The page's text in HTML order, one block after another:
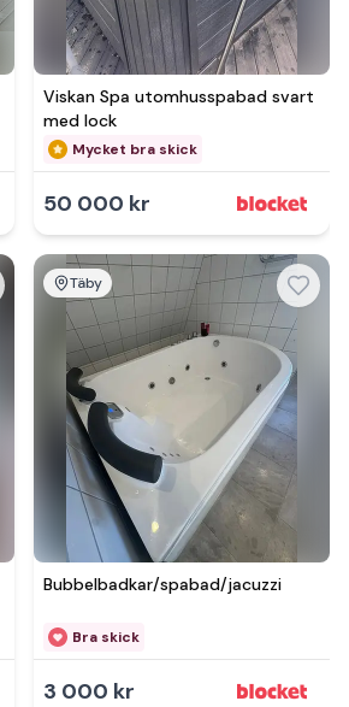
Viskan Spa utomhusspabad svart
med lock
Mycket bra skick
50 000 kr
Se mer hos
Täby
Bubbelbadkar/spabad/jacuzzi
Bra skick
3 000 kr